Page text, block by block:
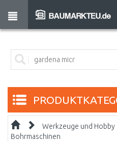
Werkzeuge und Hobby
Bohrmaschinen